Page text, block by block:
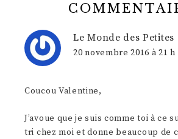
Le Monde des Petites
20 novembre 2016 à 21 h
Coucou Valentine,
J’avoue que je suis comme toi à ce
tri chez moi et donne beaucoup de